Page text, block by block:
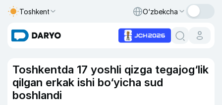
Toshkent O‘zbekcha
Toshkentda 17 yoshli qizga tegajog‘lik
qilgan erkak ishi bo‘yicha sud
boshlandi